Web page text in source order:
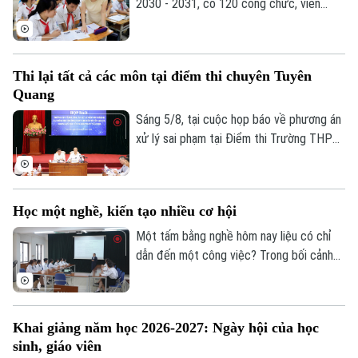
Tư vấn sức khỏe
Quần vợt
Golf
Giải trí
Sao
Điện ảnh
Thời trang
Đã phát sóng
2030 - 2031, có 120 công chức, viên
Thi lại tất cả các môn tại điểm thi chuyên Tuyên
Quang
Sáng 5/8, tại cuộc họp báo về phương án
xử lý sai phạm tại Điểm thi Trường THPT
này. Thời gian thi lại dự kiến vào ngày 14
và 15/8.
Học một nghề, kiến tạo nhiều cơ hội
Một tấm bằng nghề hôm nay liệu có chỉ
dẫn đến một công việc? Trong bối cảnh
nghề, mà còn là người có năng lực thích
Khai giảng năm học 2026-2027: Ngày hội của học
sinh, giáo viên